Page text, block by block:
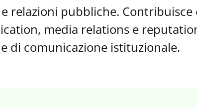
relazioni pubbliche. Contribuisce
media relations e
di comunicazione istituzionale.